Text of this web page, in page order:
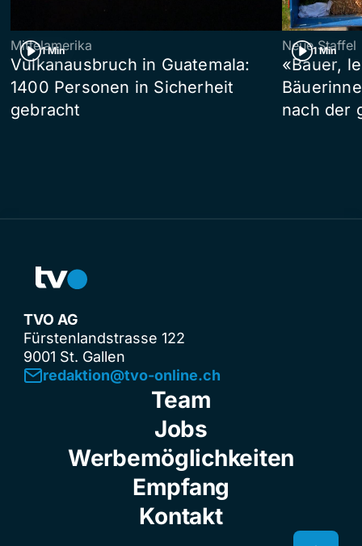
1 Min
Mittelamerika
Vulkanausbruch in Guatemala:
1400 Personen in Sicherheit
gebracht
1 Min
Neue Staffel
«Bauer,
nach der
TVO AG
Fürstenlandstrasse 122
9001 St. Gallen
redaktion@tvo-online.ch
Team
Jobs
Werbemöglichkeiten
Empfang
Kontakt